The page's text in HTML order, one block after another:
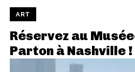
ART
Réservez au
Parton à Nashville !